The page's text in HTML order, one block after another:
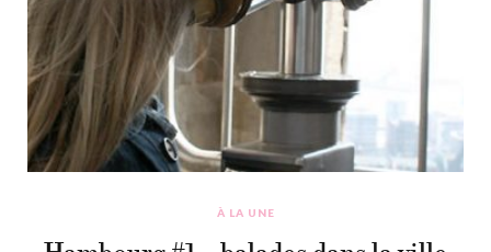
À LA UNE